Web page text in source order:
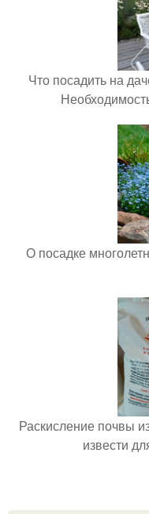
Что посадить на
О посадке
Раскисление почвы
извести